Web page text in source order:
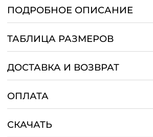
ПОДРОБНОЕ ОПИСАНИЕ
ТАБЛИЦА РАЗМЕРОВ
ДОСТАВКА И ВОЗВРАТ
ОПЛАТА
СКАЧАТЬ